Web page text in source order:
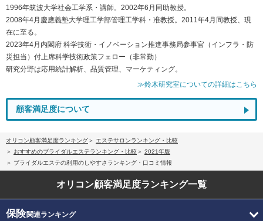
1996年筑波大学社会工学系・講師。2002年6月同助教授。
2008年4月慶應義塾大学理工学部管理工学科・准教授。2011年4月同教授、現
在に至る。
2023年4月内閣府 科学技術・イノベーション推進事務局参事官（インフラ・防
災担当）付上席科学技術政策フェロー（非常勤）
研究分野は応用統計解析、品質管理、マーケティング。
≫鈴木研究室についての詳細はこちら
顧客満足度について
オリコン顧客満足度ランキング
エステサロンランキング・比較
おすすめのブライダルエステランキング・比較
2021年版
ブライダルエステの利用のしやすさランキング・口コミ情報
オリコン顧客満足度ランキング一覧
保険関連ランキング